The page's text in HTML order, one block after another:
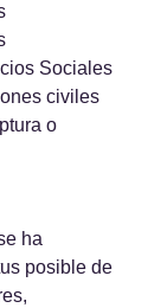
Sociales
civiles
o
ha
posible de